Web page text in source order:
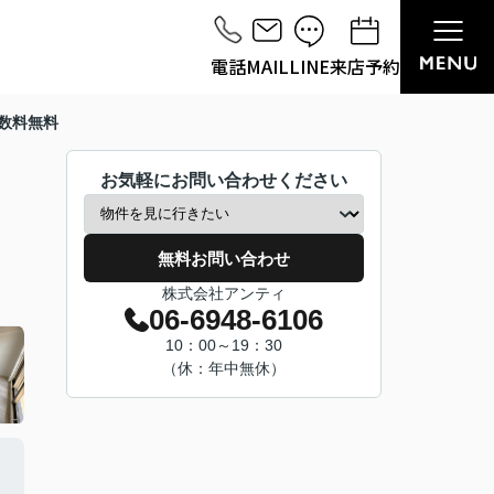
電話MAILLINE来店予約
料無料
お気軽にお問い合わせください
無料お問い合わせ
株式会社アンティ
06-6948-6106
10：00～19：30
（休：年中無休）